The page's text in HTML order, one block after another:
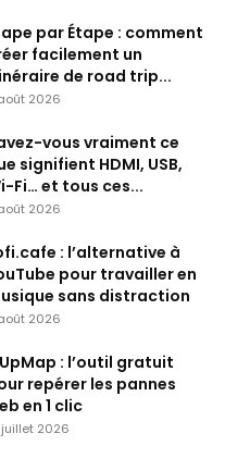
par Étape : comment
facilement un
de road trip...
2026
vous vraiment ce
signifient HDMI, USB,
Fi… et tous ces...
2026
: l’alternative à
pour travailler en
sans distraction
2026
: l’outil gratuit
repérer les pannes
en 1 clic
juillet 2026